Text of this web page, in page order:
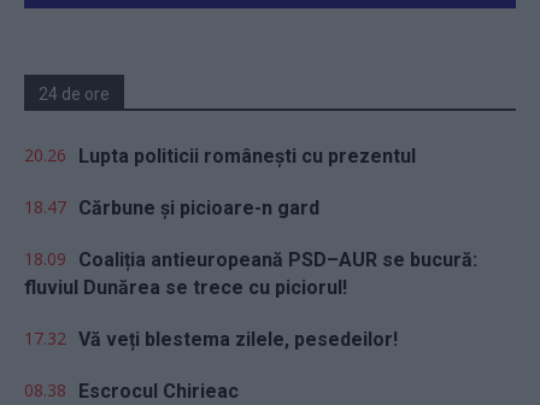
24 de ore
20.26 Lupta politicii românești cu prezentul
18.47 Cărbune și picioare-n gard
18.09
Coaliția antieuropeană PSD–AUR se bucură:
fluviul Dunărea se trece cu piciorul!
17.32 Vă veți blestema zilele, pesedeilor!
08.38 Escrocul Chirieac